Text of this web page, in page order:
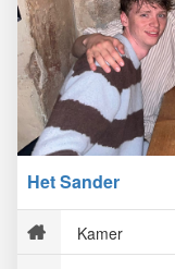
Het Sander
Kamer